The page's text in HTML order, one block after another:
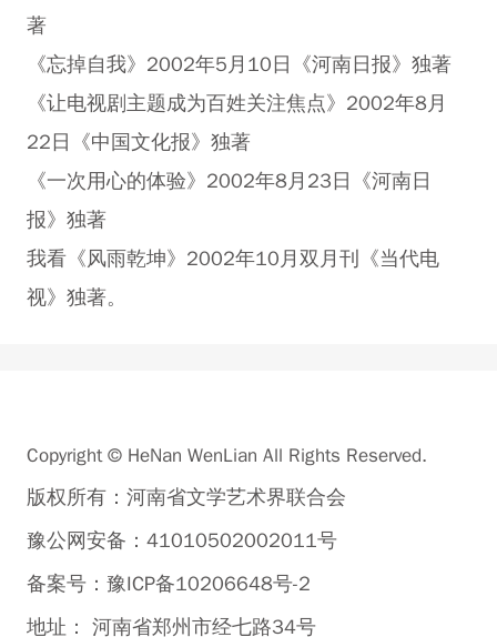
著
《忘掉自我》2002年5月10日《河南日报》独著
《让电视剧主题成为百姓关注焦点》2002年8月
22日《中国文化报》独著
《一次用心的体验》2002年8月23日《河南日
报》独著
我看《风雨乾坤》2002年10月双月刊《当代电
视》独著。
Copyright © HeNan WenLian All Rights Reserved.
版权所有：河南省文学艺术界联合会
豫公网安备：41010502002011号
备案号：豫ICP备10206648号-2
地址： 河南省郑州市经七路34号